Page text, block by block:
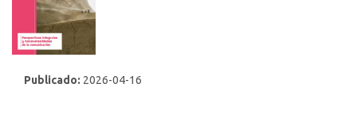
Publicado: 2026-04-16